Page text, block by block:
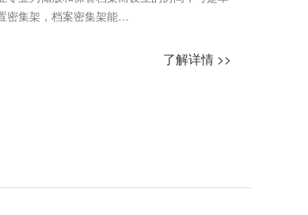
密集架，档案密集架能…
了解详情 >>